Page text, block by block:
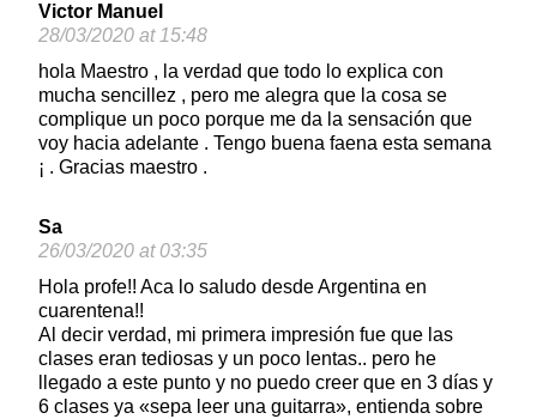
Victor Manuel
28/03/2020 at 15:48
hola Maestro , la verdad que todo lo explica con
mucha sencillez , pero me alegra que la cosa se
complique un poco porque me da la sensación que
voy hacia adelante . Tengo buena faena esta semana
¡ . Gracias maestro .
Sa
26/03/2020 at 03:35
Hola profe!! Aca lo saludo desde Argentina en
cuarentena!!
Al decir verdad, mi primera impresión fue que las
clases eran tediosas y un poco lentas.. pero he
llegado a este punto y no puedo creer que en 3 días y
6 clases ya «sepa leer una guitarra», entienda sobre